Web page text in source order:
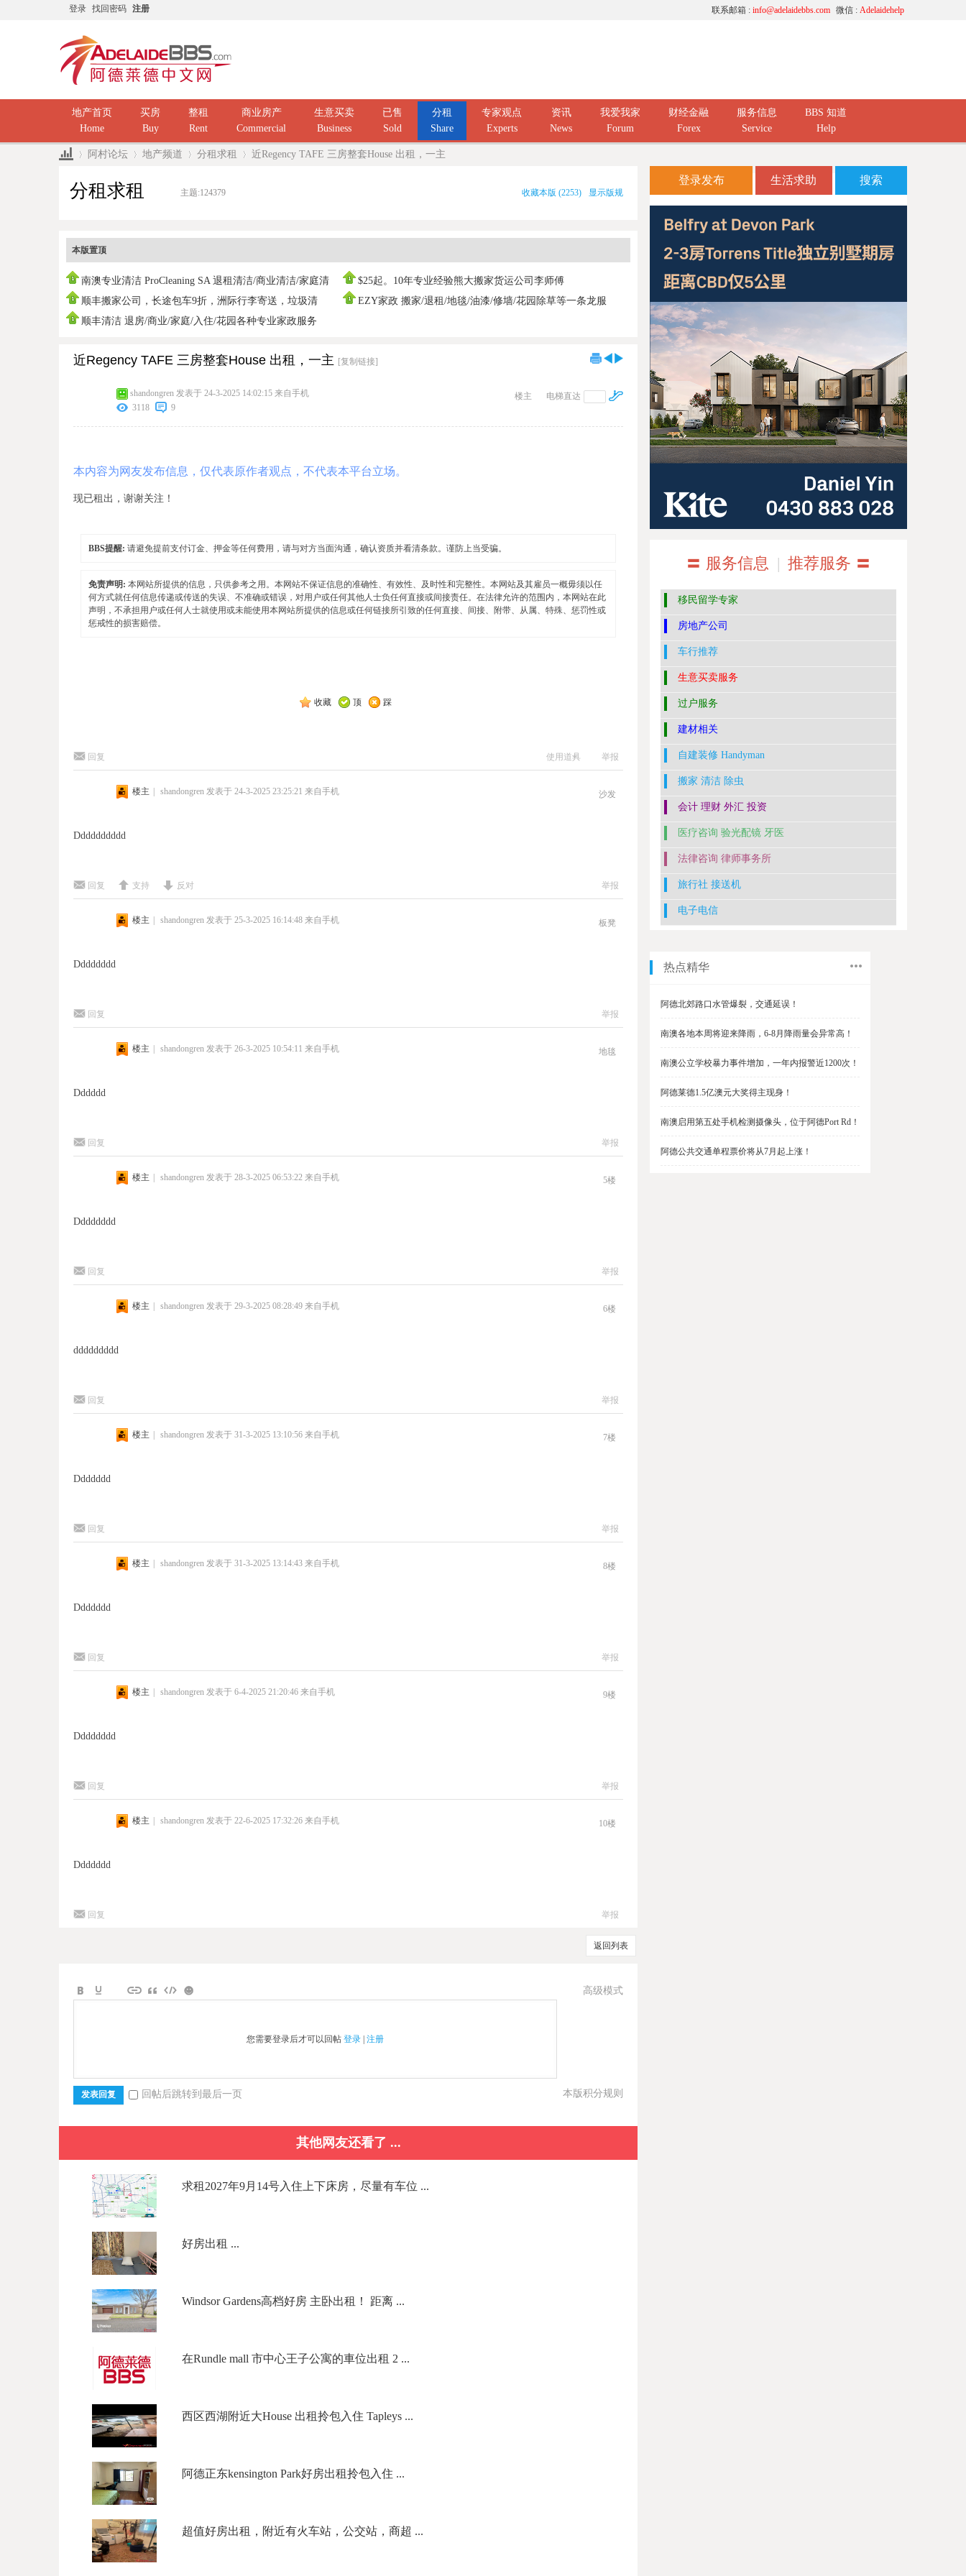
登录 找回密码 注册 微信 : Adelaidehelp
联系邮箱 : info@adelaidebbs.com
地产首页
Home
买房
Buy
整租
Rent
商业房产
Commercial
生意买卖
Business
已售
Sold
分租
Share
专家观点
Experts
资讯
News
我爱我家
Forum
财经金融
Forex
服务信息
Service
BBS 知道
Help
阿村论坛 地产频道 分租求租 近Regency TAFE 三房整套House 出租，一主
分租求租 主题:124379 显示版规
收藏本版 (2253)
本版置顶
南澳专业清洁 ProCleaning SA 退租清洁/商业清洁/家庭清
洁/ 民
$25起。10年专业经验熊大搬家货运公司李师傅
0437666808，寄存打
顺丰搬家公司，长途包车9折，洲际行李寄送，垃圾清
运，中国海运
EZY家政 搬家/退租/地毯/油漆/修墙/花园除草等一条龙服
顺丰清洁 退房/商业/家庭/入住/花园各种专业家政服务
近Regency TAFE 三房整套House 出租，一主 [复制链接]
电梯直达
楼主
shandongren 发表于 24-3-2025 14:02:15 来自手机
3118
9
本内容为网友发布信息，仅代表原作者观点，不代表本平台立场。
现已租出，谢谢关注！
BBS提醒: 请避免提前支付订金、押金等任何费用，请与对方当面沟通，确认资质并看清条款。谨防上当受骗。
免责声明: 本网站所提供的信息，只供参考之用。本网站不保证信息的准确性、有效性、及时性和完整性。本网站及其雇员一概毋须以任
何方式就任何信息传递或传送的失误、不准确或错误，对用户或任何其他人士负任何直接或间接责任。在法律允许的范围内，本网站在此
声明，不承担用户或任何人士就使用或未能使用本网站所提供的信息或任何链接所引致的任何直接、间接、附带、从属、特殊、惩罚性或
惩戒性的损害赔偿。
收藏 顶 踩
回复 使用道具 举报
沙发
楼主 | shandongren 发表于 24-3-2025 23:25:21 来自手机
Dddddddddd
回复 支持 反对 举报
板凳
楼主 | shandongren 发表于 25-3-2025 16:14:48 来自手机
Dddddddd
回复 举报
地毯
楼主 | shandongren 发表于 26-3-2025 10:54:11 来自手机
Dddddd
回复 举报
5楼
楼主 | shandongren 发表于 28-3-2025 06:53:22 来自手机
Dddddddd
回复 举报
6楼
楼主 | shandongren 发表于 29-3-2025 08:28:49 来自手机
ddddddddd
回复 举报
7楼
楼主 | shandongren 发表于 31-3-2025 13:10:56 来自手机
Ddddddd
回复 举报
8楼
楼主 | shandongren 发表于 31-3-2025 13:14:43 来自手机
Ddddddd
回复 举报
9楼
楼主 | shandongren 发表于 6-4-2025 21:20:46 来自手机
Dddddddd
回复 举报
10楼
楼主 | shandongren 发表于 22-6-2025 17:32:26 来自手机
Ddddddd
回复 举报
返回列表
高级模式
您需要登录后才可以回帖 登录 | 注册
本版积分规则
发表回复 回帖后跳转到最后一页
其他网友还看了 ...
求租2027年9月14号入住上下床房，尽量有车位 ...
好房出租 ...
Windsor Gardens高档好房 主卧出租！ 距离 ...
在Rundle mall 市中心王子公寓的車位出租 2 ...
西区西湖附近大House 出租拎包入住 Tapleys ...
阿德正东kensington Park好房出租拎包入住 ...
超值好房出租，附近有火车站，公交站，商超 ...
登录发布 生活求助 搜索
〓 服务信息 | 推荐服务 〓
移民留学专家
房地产公司
车行推荐
生意买卖服务
过户服务
建材相关
自建装修 Handyman
搬家 清洁 除虫
会计 理财 外汇 投资
医疗咨询 验光配镜 牙医
法律咨询 律师事务所
旅行社 接送机
电子电信
热点精华
阿德北郊路口水管爆裂，交通延误！
南澳各地本周将迎来降雨，6-8月降雨量会异常高！
南澳公立学校暴力事件增加，一年内报警近1200次！
阿德莱德1.5亿澳元大奖得主现身！
南澳启用第五处手机检测摄像头，位于阿德Port Rd！
阿德公共交通单程票价将从7月起上涨！